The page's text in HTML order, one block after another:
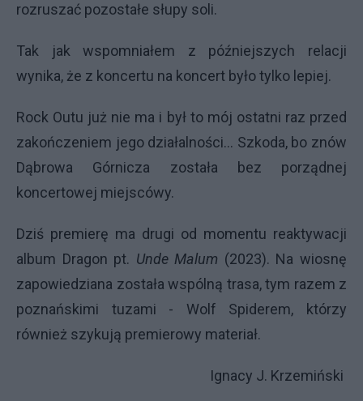
rozruszać pozostałe słupy soli.
Tak jak wspomniałem z późniejszych relacji
wynika, że z koncertu na koncert było tylko lepiej.
Rock Outu już nie ma i był to mój ostatni raz przed
zakończeniem jego działalności... Szkoda, bo znów
Dąbrowa Górnicza została bez porządnej
koncertowej miejscówy.
Dziś premierę ma drugi od momentu reaktywacji
album Dragon pt. Unde Malum (2023). Na wiosnę
zapowiedziana została wspólną trasa, tym razem z
poznańskimi tuzami - Wolf Spiderem, którzy
również szykują premierowy materiał.
Ignacy J. Krzemiński